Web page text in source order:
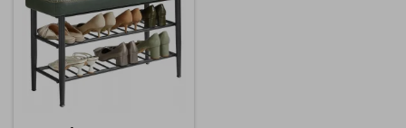
elegantným...